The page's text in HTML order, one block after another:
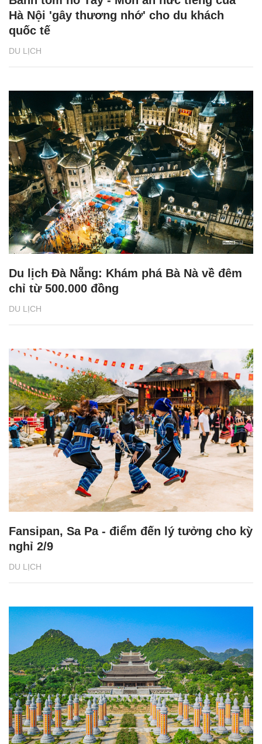
DU LỊCH
Hà Nội 'gây thương nhớ' cho du khách
quốc tế
DU LỊCH
Du lịch Đà Nẵng: Khám phá Bà Nà về đêm
chỉ từ 500.000 đồng
DU LỊCH
Fansipan, Sa Pa - điểm đến lý tưởng cho kỳ
nghỉ 2/9